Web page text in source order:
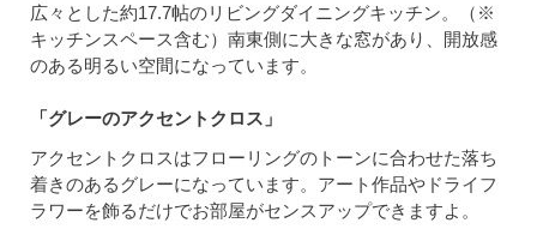
広々とした約17.7帖のリビングダイニングキッチン。（※
キッチンスペース含む）南東側に大きな窓があり、開放感
のある明るい空間になっています。
「グレーのアクセントクロス」
アクセントクロスはフローリングのトーンに合わせた落ち
着きのあるグレーになっています。アート作品やドライフ
ラワーを飾るだけでお部屋がセンスアップできますよ。